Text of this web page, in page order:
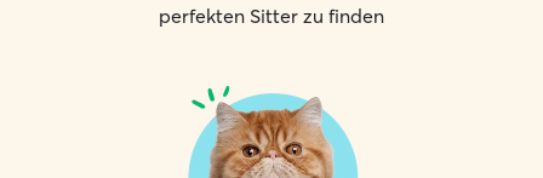
perfekten Sitter zu finden